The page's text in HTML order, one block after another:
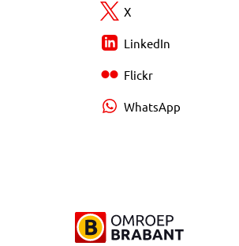
X
LinkedIn
Flickr
WhatsApp